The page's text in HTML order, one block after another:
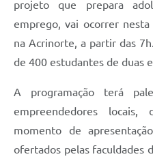
projeto que prepara
emprego, vai ocorrer
na Acrinorte, a partir das
de 400 estudantes de duas
A programação terá
empreendedores
momento de
ofertados pelas faculdades